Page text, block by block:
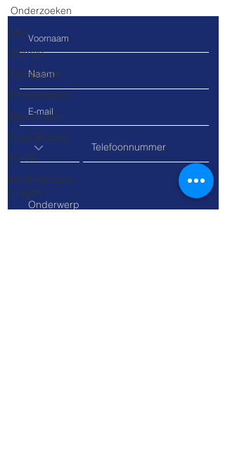
Onderzoeken
LEZ
30km/u
Fietspaden
Persoverzicht
Belastingen
Stad Brussel
Petitie
Parlementaire
vragen
Brussels